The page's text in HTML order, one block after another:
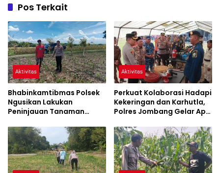
Pos Terkait
Aktivitas
Bhabinkamtibmas Polsek
Ngusikan Lakukan
Peninjauan Tanaman
Mendukung Ketahanan
Pangan
Aktivitas
Perkuat Kolaborasi Hadapi
Kekeringan dan Karhutla,
Polres Jombang Gelar Apel